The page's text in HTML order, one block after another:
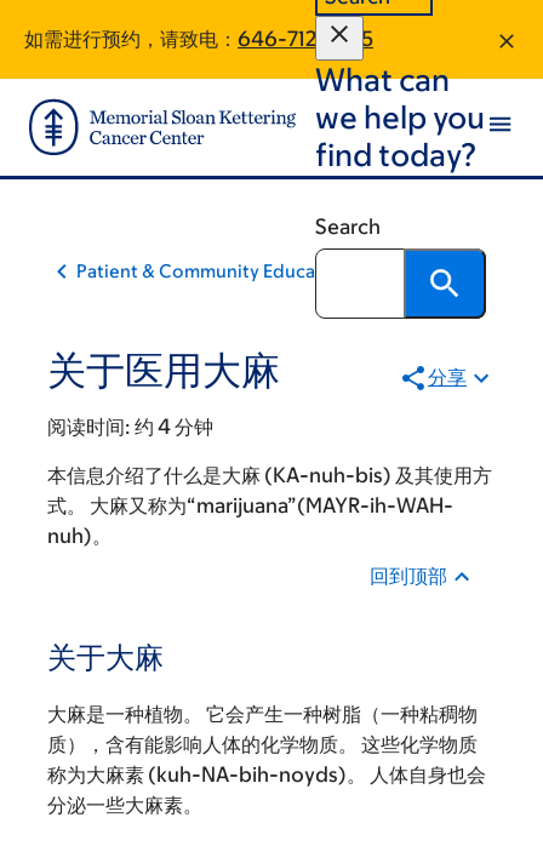
main
content
footer
如需进行预约，请致电： 646-712-8785
What can
we help you
find today?
Search
Patient & Community Education
关于医用大麻 分享
阅读时间: 约 4 分钟
本信息介绍了什么是大麻 (KA-nuh-bis) 及其使用方
式。 大麻又称为“marijuana”(MAYR-ih-WAH-
nuh)。
回到顶部
关于大麻
大麻是一种植物。 它会产生一种树脂（一种粘稠物
质），含有能影响人体的化学物质。 这些化学物质
称为大麻素 (kuh-NA-bih-noyds)。 人体自身也会
分泌一些大麻素。